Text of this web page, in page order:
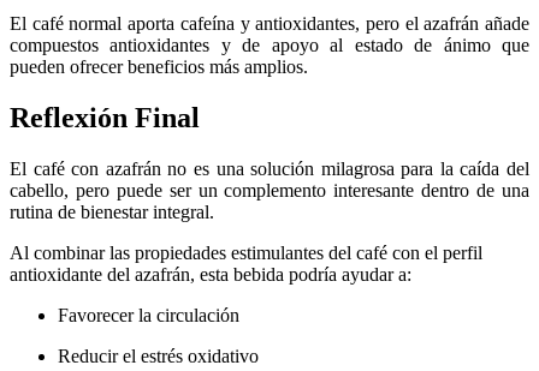
El café normal aporta cafeína y antioxidantes, pero el azafrán añade
compuestos antioxidantes y de apoyo al estado de ánimo que
pueden ofrecer beneficios más amplios.
Reflexión Final
El café con azafrán no es una solución milagrosa para la caída del
cabello, pero puede ser un complemento interesante dentro de una
rutina de bienestar integral.
Al combinar las propiedades estimulantes del café con el perfil
antioxidante del azafrán, esta bebida podría ayudar a:
Favorecer la circulación
Reducir el estrés oxidativo